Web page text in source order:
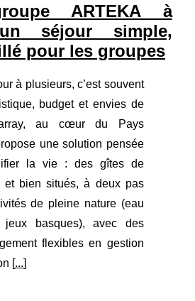
ARTEKA à
séjour simple,
pour les groupes
à plusieurs, c’est souvent
budget et envies de
au cœur du Pays
une solution pensée
la vie : des gîtes de
et bien situés, à deux pas
de pleine nature (eau
jeux basques), avec des
flexibles en gestion
[ ...